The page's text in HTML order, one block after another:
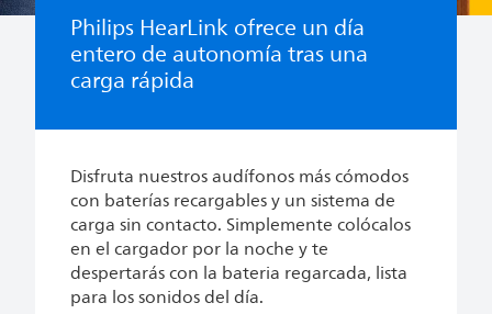
Philips HearLink ofrece un día
entero de autonomía tras una
carga rápida
Disfruta nuestros audífonos más cómodos
con baterías recargables y un sistema de
carga sin contacto. Simplemente colócalos
en el cargador por la noche y te
despertarás con la bateria regarcada, lista
para los sonidos del día.